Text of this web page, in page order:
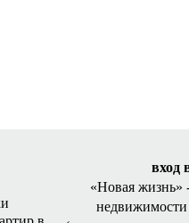
вход
«Новая жизнь»